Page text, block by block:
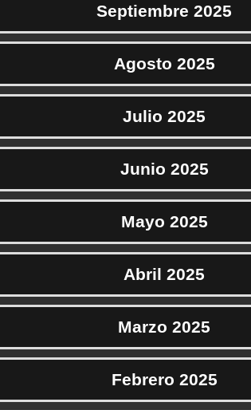
Septiembre 2025
Agosto 2025
Julio 2025
Junio 2025
Mayo 2025
Abril 2025
Marzo 2025
Febrero 2025